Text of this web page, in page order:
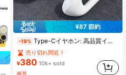
¥87 節約
-19% Type-Cイヤホン: 高品質インイヤーヘッドホン、3ボタンインラインコントロール内蔵、音楽再生、通話応答、音量調整が簡単。17/16/15シリーズ、Plus、Pro、Pro Maxモデル対応
#1 ベストセラー
に エレクトロニクス
売り切れ間近！
#1 ベストセラー
売り切れ間近！
#1 ベストセラー
売り切れ間近！
#1 ベストセラー
に エレクトロニクス
¥380 10k+ sold
概算